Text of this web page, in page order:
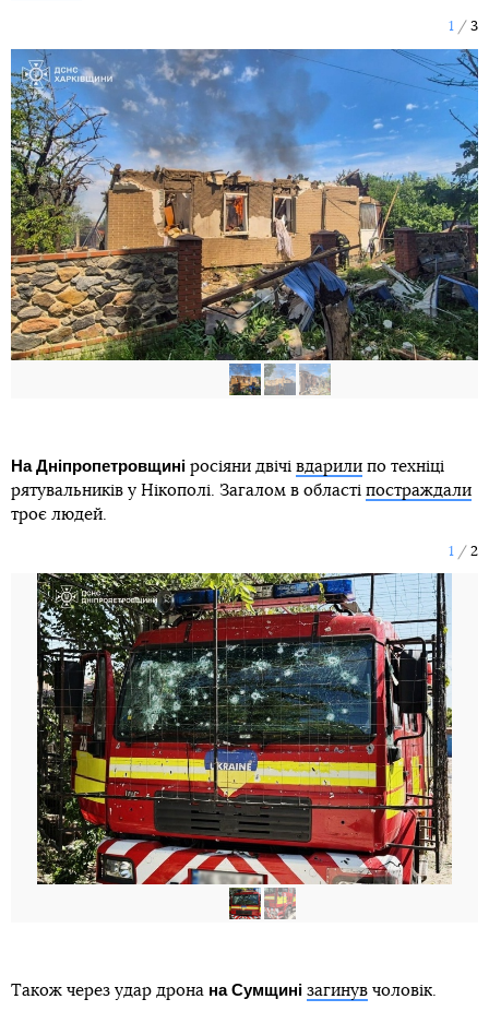
1 3
На Дніпропетровщині росіяни двічі вдарили по техніці
рятувальників у Нікополі. Загалом в області постраждали
троє людей.
1 2
Також через удар дрона на Сумщині загинув чоловік.